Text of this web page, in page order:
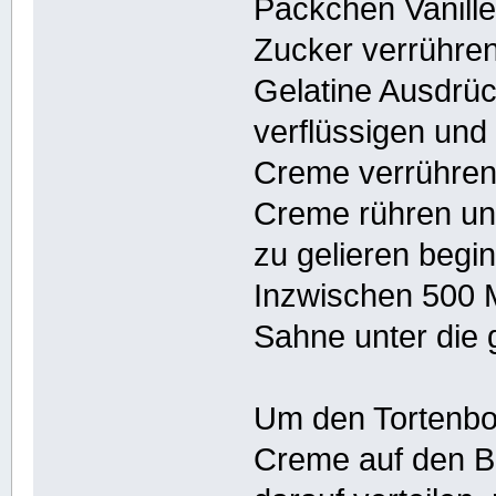
Päckchen
Zucker
Gelatine
verflüssigen
Creme
Creme rühren
zu gelieren
Inzwischen 500
Sahne unter die
Um den
Creme auf den